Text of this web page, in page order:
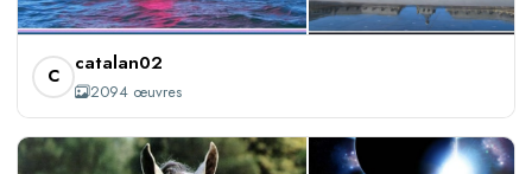
C catalan02
2094 œuvres